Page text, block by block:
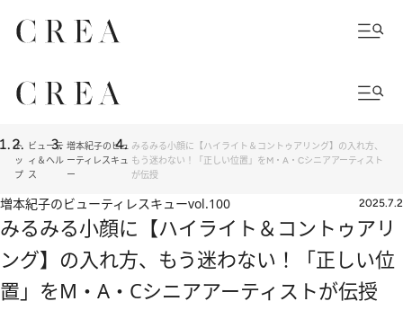
ト
ッ
プ
ビューテ
ィ＆ヘル
ス
増本紀子のビュ
ーティレスキュ
ー
みるみる小顔に【ハイライト＆コントゥアリング】の入れ方、
もう迷わない！「正しい位置」をM・A・Cシニアアーティスト
が伝授
増本紀子のビューティレスキューvol.100 2025.7.2
みるみる小顔に【ハイライト＆コントゥアリ
ング】の入れ方、もう迷わない！「正しい位
置」をM・A・Cシニアアーティストが伝授